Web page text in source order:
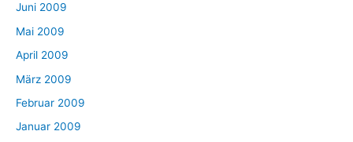
Juni 2009
Mai 2009
April 2009
März 2009
Februar 2009
Januar 2009